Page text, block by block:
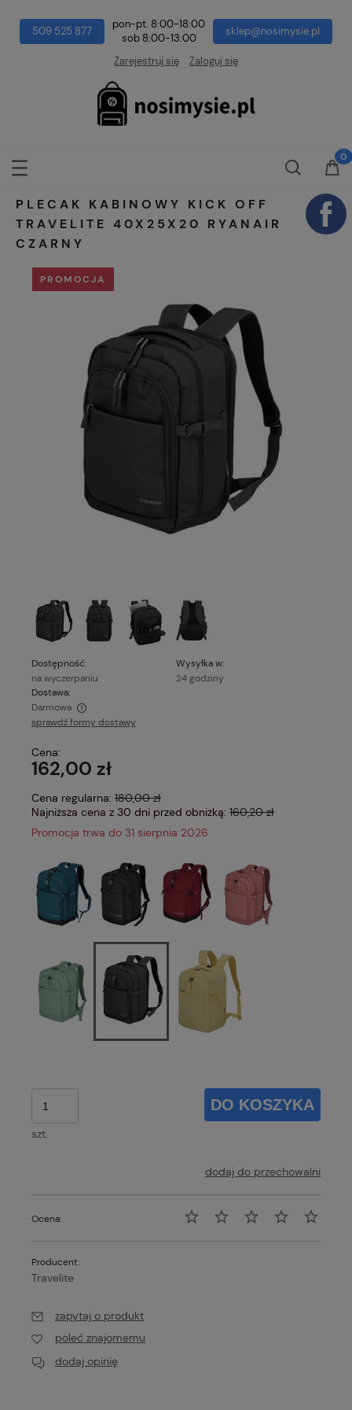
509 525 877
pon-pt. 8:00-18:00
sob 8:00-13:00
sklep@nosimysie.pl
Zarejestruj się Zaloguj się
PLECAK KABINOWY KICK OFF
TRAVELITE 40X25X20 RYANAIR
CZARNY
PROMOCJA
Dostępność:
na wyczerpaniu
Wysyłka w:
24 godziny
Dostawa:
Darmowa
Cena nie zawiera ewentualnych kosztów płatności
sprawdź formy dostawy
Cena:
162,00 zł
Cena regularna: 180,00 zł
Najniższa cena z 30 dni przed obniżką: 160,20 zł
Promocja trwa do 31 sierpnia 2026
szt.
DO KOSZYKA
dodaj do przechowalni
Ocena:
Producent:
Travelite
zapytaj o produkt
poleć znajomemu
dodaj opinię